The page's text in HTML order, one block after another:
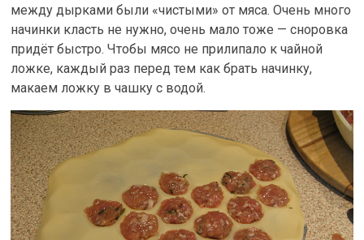
между дырками были «чистыми» от мяса. Очень много
начинки класть не нужно, очень мало тоже — сноровка
придёт быстро. Чтобы мясо не прилипало к чайной
ложке, каждый раз перед тем как брать начинку,
макаем ложку в чашку с водой.